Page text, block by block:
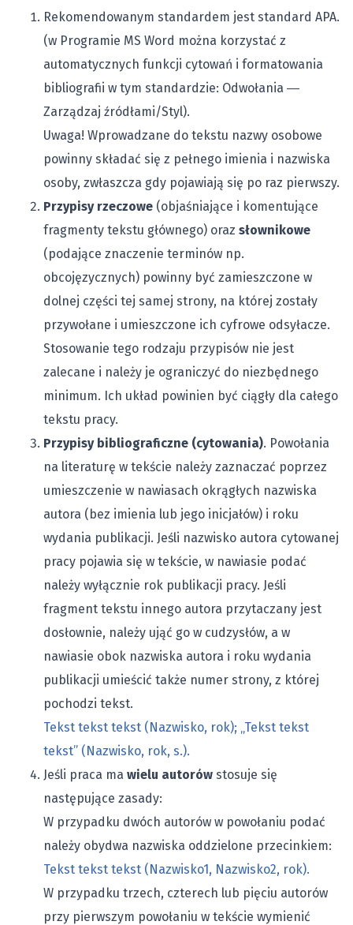
Rekomendowanym standardem jest standard APA.
(w Programie MS Word można korzystać z
automatycznych funkcji cytowań i formatowania
bibliografii w tym standardzie: Odwołania ―
Zarządzaj źródłami/Styl).
Uwaga! Wprowadzane do tekstu nazwy osobowe
powinny składać się z pełnego imienia i nazwiska
osoby, zwłaszcza gdy pojawiają się po raz pierwszy.
Przypisy rzeczowe (objaśniające i komentujące
fragmenty tekstu głównego) oraz słownikowe
(podające znaczenie terminów np.
obcojęzycznych) powinny być zamieszczone w
dolnej części tej samej strony, na której zostały
przywołane i umieszczone ich cyfrowe odsyłacze.
Stosowanie tego rodzaju przypisów nie jest
zalecane i należy je ograniczyć do niezbędnego
minimum. Ich układ powinien być ciągły dla całego
tekstu pracy.
Przypisy bibliograficzne (cytowania). Powołania
na literaturę w tekście należy zaznaczać poprzez
umieszczenie w nawiasach okrągłych nazwiska
autora (bez imienia lub jego inicjałów) i roku
wydania publikacji. Jeśli nazwisko autora cytowanej
pracy pojawia się w tekście, w nawiasie podać
należy wyłącznie rok publikacji pracy. Jeśli
fragment tekstu innego autora przytaczany jest
dosłownie, należy ująć go w cudzysłów, a w
nawiasie obok nazwiska autora i roku wydania
publikacji umieścić także numer strony, z której
pochodzi tekst.
Tekst tekst tekst (Nazwisko, rok); „Tekst tekst
tekst” (Nazwisko, rok, s.).
Jeśli praca ma wielu autorów stosuje się
następujące zasady:
W przypadku dwóch autorów w powołaniu podać
należy obydwa nazwiska oddzielone przecinkiem:
Tekst tekst tekst (Nazwisko1, Nazwisko2, rok).
W przypadku trzech, czterech lub pięciu autorów
przy pierwszym powołaniu w tekście wymienić